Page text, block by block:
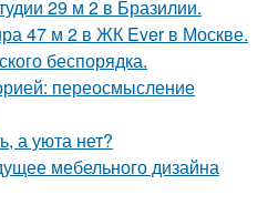
29 м 2 в Бразилии.
47 м 2 в ЖК Ever в Москве.
беспорядка.
переосмысление
а уюта нет?
мебельного дизайна